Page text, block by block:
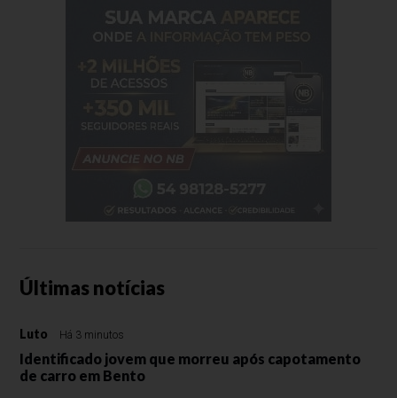
Últimas notícias
Luto Há 3 minutos
Identificado jovem que morreu após capotamento
de carro em Bento